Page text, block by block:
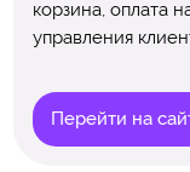
корзина, оплата
управления
Перейти на